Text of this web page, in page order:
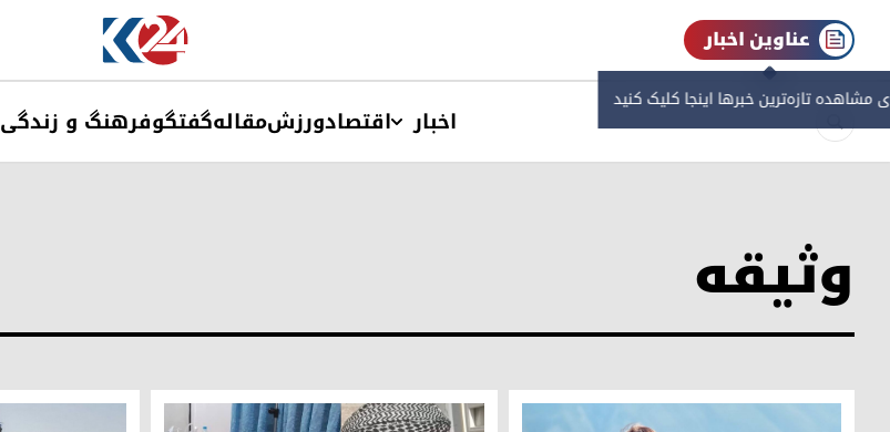
عناوین اخبار
مشاهده‌ تازه‌ترین خبرها اینجا کلیک کنید
اخبار اقتصادورزشمقالهگفتگوفرهنگ و زندگی
وثیقه